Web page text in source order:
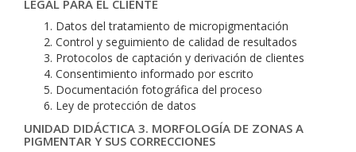
LEGAL PARA EL CLIENTE
Datos del tratamiento de micropigmentación
Control y seguimiento de calidad de resultados
Protocolos de captación y derivación de clientes
Consentimiento informado por escrito
Documentación fotográfica del proceso
Ley de protección de datos
UNIDAD DIDÁCTICA 3. MORFOLOGÍA DE ZONAS A
PIGMENTAR Y SUS CORRECCIONES